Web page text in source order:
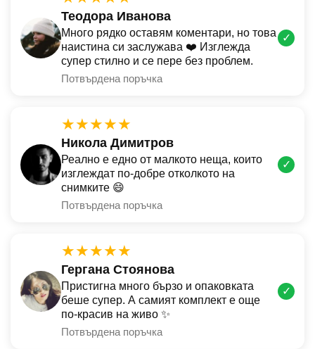
Теодора Иванова
Много рядко оставям коментари, но това
наистина си заслужава ❤️ Изглежда
супер стилно и се пере без проблем.
Потвърдена поръчка
✓
★★★★★
Никола Димитров
Реално е едно от малкото неща, които
изглеждат по-добре отколкото на
снимките 😄
Потвърдена поръчка
✓
★★★★★
Гергана Стоянова
Пристигна много бързо и опаковката
беше супер. А самият комплект е още
по-красив на живо ✨
Потвърдена поръчка
✓